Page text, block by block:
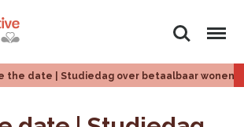
Zoeken Menu
the date | Studiedag over betaalbaar wonen